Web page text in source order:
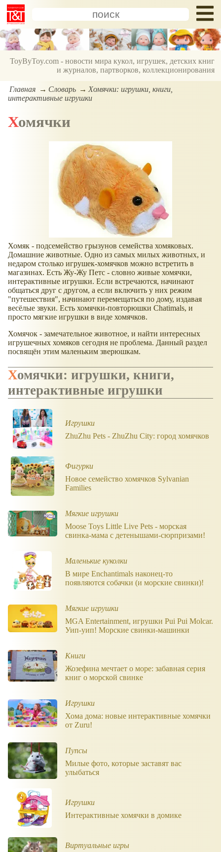
ToyByToy.com - новости мира кукол, игрушек, детских книг
и журналов, партворков, коллекционирования
Главная Словарь
Хомячки: игрушки, книги,
интерактивные игрушки
Хомячки
Хомяк - подсемейство грызунов семейства хомяковых.
Домашние животные. Одно из самых милых животных, и
недаром столько игрушек-хомячков можно встретить в
магазинах. Есть Жу-Жу Петс - словно живые хомячки,
интерактивные игрушки. Если встречаются, начинают
общаться друг с другом, а если включить у них режим
"путешествия", начинают перемещаться по дому, издавая
весёлые звуки. Есть хомячки-повторюшки Chatimals, и
просто мягкие игрушки в виде хомячков.
Хомячок - замечательное животное, и найти интересных
игрушечных хомяков сегодня не проблема. Данный раздел
посвящён этим маленьким зверюшкам.
Хомячки: игрушки, книги,
интерактивные игрушки
Игрушки
ZhuZhu Pets - ZhuZhu City: город хомячков
Фигурки
Новое семейство хомячков Sylvanian
Families
Мягкие игрушки
Moose Toys Little Live Pets - морская
свинка-мама с детенышами-сюрпризами!
Маленькие куколки
В мире Enchantimals наконец-то
появляются собачки (и морские свинки)!
Мягкие игрушки
MGA Entertainment, игрушки Pui Pui Molcar.
Уип-уип! Морские свинки-машинки
Книги
Жозефина мечтает о море: забавная серия
книг о морской свинке
Игрушки
Хома дома: новые интерактивные хомячки
от Zuru!
Пупсы
Милые фото, которые заставят вас
улыбаться
Игрушки
Интерактивные хомячки в домике
Виртуальные игры